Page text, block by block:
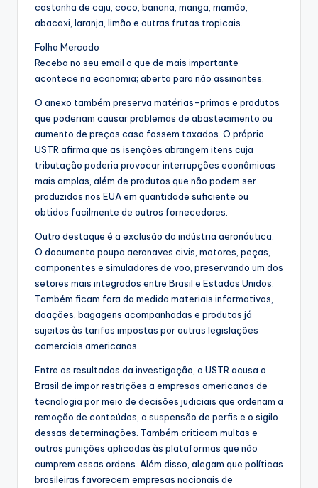
castanha de caju, coco, banana, manga, mamão,
abacaxi, laranja, limão e outras frutas tropicais.
Folha Mercado
Receba no seu email o que de mais importante
acontece na economia; aberta para não assinantes.
O anexo também preserva matérias-primas e produtos
que poderiam causar problemas de abastecimento ou
aumento de preços caso fossem taxados. O próprio
USTR afirma que as isenções abrangem itens cuja
tributação poderia provocar interrupções econômicas
mais amplas, além de produtos que não podem ser
produzidos nos EUA em quantidade suficiente ou
obtidos facilmente de outros fornecedores.
Outro destaque é a exclusão da indústria aeronáutica.
O documento poupa aeronaves civis, motores, peças,
componentes e simuladores de voo, preservando um dos
setores mais integrados entre Brasil e Estados Unidos.
Também ficam fora da medida materiais informativos,
doações, bagagens acompanhadas e produtos já
sujeitos às tarifas impostas por outras legislações
comerciais americanas.
Entre os resultados da investigação, o USTR acusa o
Brasil de impor restrições a empresas americanas de
tecnologia por meio de decisões judiciais que ordenam a
remoção de conteúdos, a suspensão de perfis e o sigilo
dessas determinações. Também criticam multas e
outras punições aplicadas às plataformas que não
cumprem essas ordens. Além disso, alegam que políticas
brasileiras favorecem empresas nacionais de